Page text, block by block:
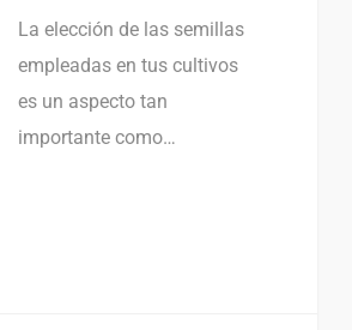
La elección de las semillas
empleadas en tus cultivos
es un aspecto tan
importante como…